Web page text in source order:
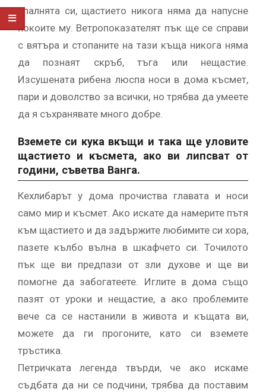
спалнята си, щастието никога няма да напусне
покоите му. Ветропоказателят пък ще се справи
с вятъра и стопаните на тази къща никога няма
да познаят скръб, тъга или нещастие.
Изсушената рибена люспа носи в дома късмет,
пари и доволство за всички, но трябва да умеете
да я съхранявате много добре.
Вземете си кука вкъщи и така ще уловите
щастието и късмета, ако ви липсват от
години, съветва Ванга.
Кехлибарът у дома прочиства главата и носи
само мир и късмет. Ако искате да намерите пътя
към щастието и да задържите любимите си хора,
пазете кълбо вълна в шкафчето си. Точилото
пък ще ви предпази от зли духове и ще ви
помогне да забогатеете. Иглите в дома също
пазят от уроки и нещастие, а ако проблемите
вече са се настанили в живота и къщата ви,
можете да ги прогоните, като си вземете
тръстика.
Петричката легенда твърди, че ако искаме
съдбата да ни се подчини, трябва да поставим